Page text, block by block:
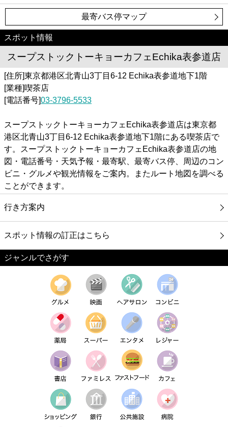
最寄バス停マップ
スポット情報
スープストックトーキョーカフェEchika表参道店
[住所]東京都港区北青山3丁目6-12 Echika表参道地下1階
[業種]喫茶店
[電話番号]03-3796-5533
スープストックトーキョーカフェEchika表参道店は東京都
港区北青山3丁目6-12 Echika表参道地下1階にある喫茶店で
す。スープストックトーキョーカフェEchika表参道店の地
図・電話番号・天気予報・最寄駅、最寄バス停、周辺のコン
ビニ・グルメや観光情報をご案内。またルート地図を調べる
ことができます。
行き方案内
スポット情報の訂正はこちら
ジャンルでさがす